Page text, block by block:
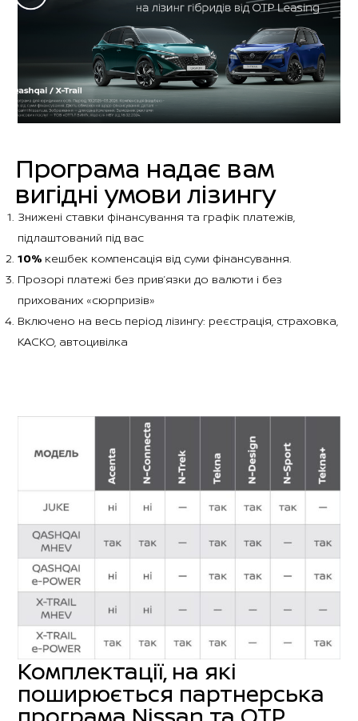
Програма надає вам
вигідні умови лізингу
Знижені ставки фінансування та графік платежів,
підлаштований під вас
10% кешбек компенсація від суми фінансування.
Прозорі платежі без прив’язки до валюти і без
прихованих «сюрпризів»
Включено на весь період лізингу: реєстрація, страховка,
КАСКО, автоцивілка
Комплектації, на які
поширюється партнерська